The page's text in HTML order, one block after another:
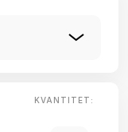
KVANTITET: